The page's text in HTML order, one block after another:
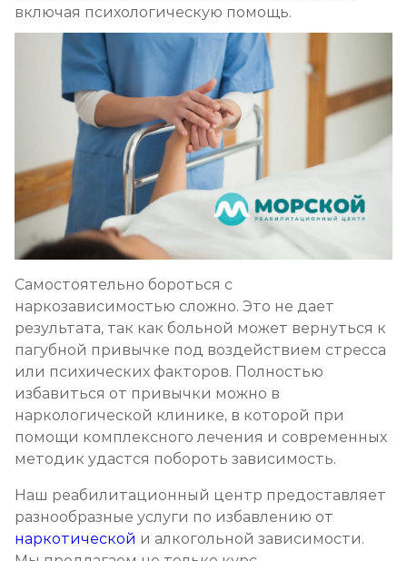
включая психологическую помощь.
Самостоятельно бороться с
наркозависимостью сложно. Это не дает
результата, так как больной может вернуться к
пагубной привычке под воздействием стресса
или психических факторов. Полностью
избавиться от привычки можно в
наркологической клинике, в которой при
помощи комплексного лечения и современных
методик удастся побороть зависимость.
Наш реабилитационный центр предоставляет
разнообразные услуги по избавлению от
наркотической и алкогольной зависимости.